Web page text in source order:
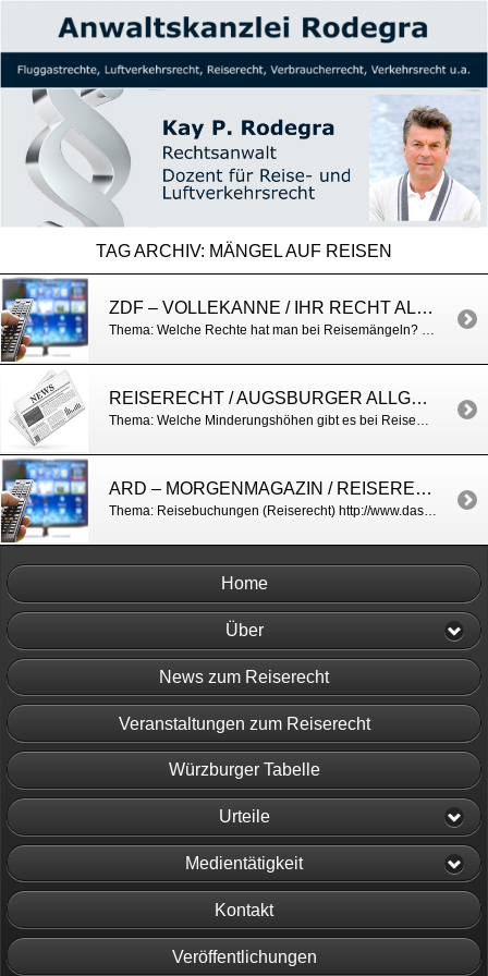
TAG ARCHIV: MÄNGEL AUF REISEN
ZDF – VOLLEKANNE / IHR RECHT ALS URLAUBER
Thema: Welche Rechte hat man bei Reisemängeln? https://www.zdf.de/verbraucher/volle-kanne/volle-kanne-von-gran-canaria-vom-21-juni-2019-mit-joey-kelly-100.html
REISERECHT / AUGSBURGER ALLGEMEINE
Thema: Welche Minderungshöhen gibt es bei Reisemängeln? http://www.augsburger-allgemeine.de/themenwelten/Tabellenkalkulation-Was-bei-Reisemaengeln-zu-holen-ist-id34411647.html
ARD – MORGENMAGAZIN / REISERECHT
Thema: Reisebuchungen (Reiserecht) http://www.daserste.de/information/politik-weltgeschehen/morgenmagazin/service/service-aufgepasst-beim-buchen-100.html
Home
Über
News zum Reiserecht
Veranstaltungen zum Reiserecht
Würzburger Tabelle
Urteile
Medientätigkeit
Kontakt
Veröffentlichungen